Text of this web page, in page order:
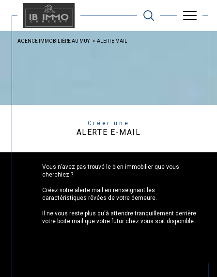
AGENCE IMMOBILIÈRE AU MUY ALERTE MAIL
Créer une
ALERTE E-MAIL
Vous n'avez pas trouvé le bien immobilier que vous
cherchiez ?
Créez votre alerte mail en renseignant les
caractéristiques rêvées de votre demeure.
Il ne vous reste plus qu'à attendre tranquillement derrière
votre boite mail que votre futur chez vous soit disponible.